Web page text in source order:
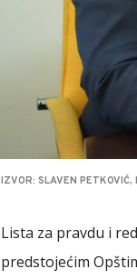
IZVOR: SLAVEN PETKOVIĆ,
Lista za pravdu i
predstojećim